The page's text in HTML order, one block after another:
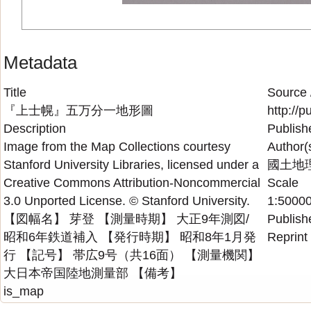
Metadata
Title
『上士幌』五万分一地形圖
Description
Image from the Map Collections courtesy
Stanford University Libraries, licensed under a
Creative Commons Attribution-Noncommercial
3.0 Unported License. © Stanford University.
【図幅名】 芽登 【測量時期】 大正9年測図/
昭和6年鉄道補入 【発行時期】 昭和8年1月発
行 【記号】 帯広9号（共16面） 【測量機関】
大日本帝国陸地測量部 【備考】
is_map
Source
http://
國土地
Scale
Reprint